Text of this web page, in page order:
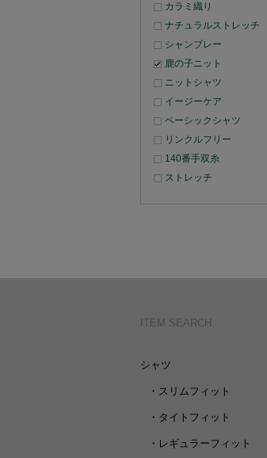
カラミ織り
ナチュラルストレッチ
シャンブレー
鹿の子ニット
ニットシャツ
イージーケア
ベーシックシャツ
リンクルフリー
140番手双糸
ストレッチ
ITEM SEARCH
シャツ
・ スリムフィット
・ タイトフィット
・ レギュラーフィット